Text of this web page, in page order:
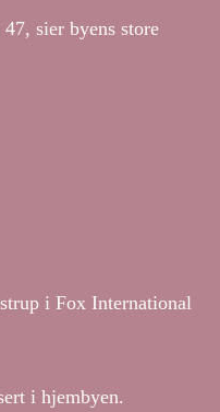
sier byens store
i Fox International
i hjembyen.